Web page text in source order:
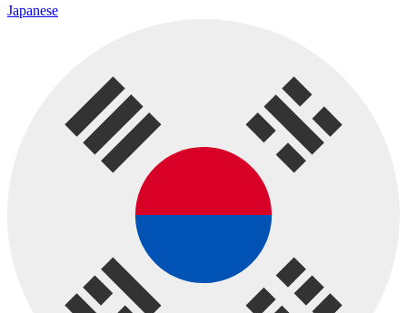
Japanese